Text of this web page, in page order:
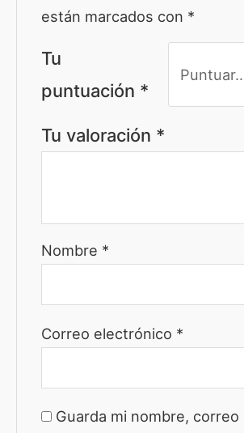
están marcados con *
Tu
puntuación *
Tu valoración *
Nombre *
Correo electrónico *
Guarda mi nombre, correo